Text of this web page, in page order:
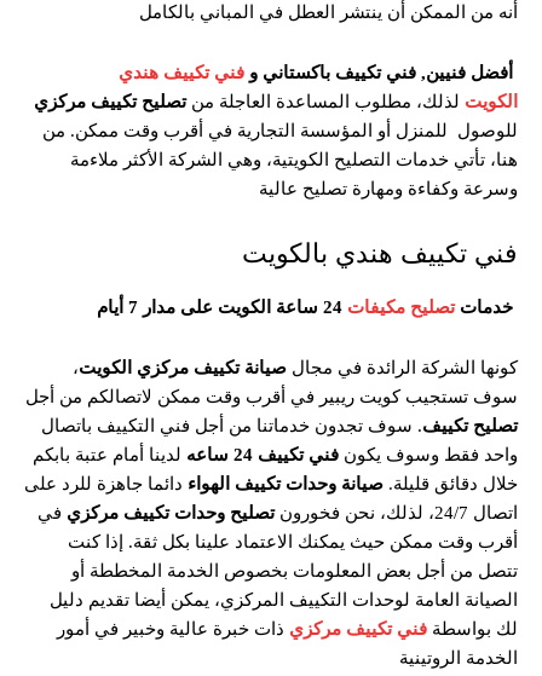
أنه من الممكن أن ينتشر العطل في المباني بالكامل
أفضل فنيين, فني تكييف باكستاني و فني تكييف هندي
الكويت لذلك، مطلوب المساعدة العاجلة منتصليحتكييف مركزي
للوصول للمنزل أو المؤسسة التجارية في أقرب وقت ممكن. من
هنا، تأتي خدمات التصليح الكويتية، وهي الشركة الأكثر ملاءمة
وسرعة وكفاءة ومهارة تصليح عالية
فني تكييف هندي بالكويت
خدماتتصليح مكيفات
كونها الشركة الرائدة في مجال صيانة تكييف مركزي الكويت،
سوف تستجيب كويت ريبير في أقرب وقت ممكن لاتصالكم من أجل
تصليحتكييف. سوف تجدون خدماتنا من أجل فني التكييف باتصال
واحد فقط وسوف يكون فني تكييف 24 ساعه
لدينا أمام عتبة بابكم
خلال دقائق قليلة. صيانة وحدات تكييف الهواء دائما جاهزة للرد على
اتصال 24/7، لذلك، نحن فخورون
تصليح وحدات تكييف مركزي في
أقرب وقت ممكن حيث يمكنك الاعتماد علينا بكل ثقة. إذا كنت
تتصل من أجل بعض المعلومات بخصوص الخدمة المخططة أو
الصيانة العامة لوحدات التكييف المركزي، يمكن أيضا تقديم دليل
لك بواسطة فني تكييف مركزي ذات خبرة عالية وخبير في أمور
الخدمة الروتينية